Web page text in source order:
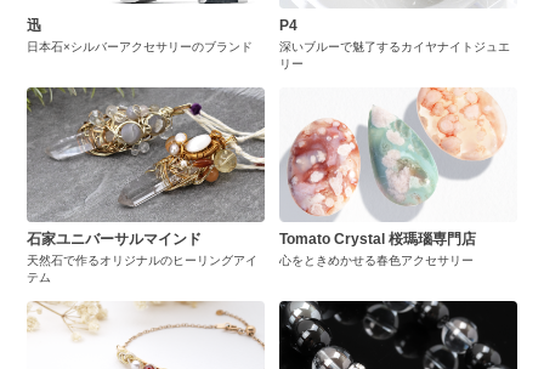
迅
日本石×シルバーアクセサリーのブランド
P4
深いブルーで魅了するカイヤナイトジュエ
リー
石家ユニバーサルマインド
天然石で作るオリジナルのヒーリングアイ
テム
Tomato Crystal 桜瑪瑙専門店
心をときめかせる春色アクセサリー